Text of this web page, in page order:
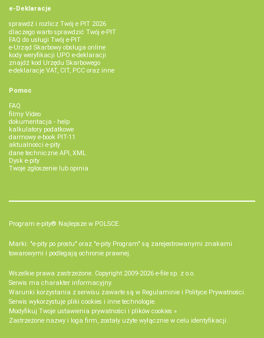
e-Deklaracje
sprawdź i rozlicz Twój e PIT 2026
dlaczego warto sprawdzić Twój e-PIT
FAQ do usługi Twój e-PIT
e-Urząd Skarbowy obsługa online
kody weryfikacji UPO e-deklaracji
znajdź kod Urzędu Skarbowego
e-deklaracje VAT, CIT, PCC oraz inne
Pomoc
FAQ
filmy Video
dokumentacja - help
kalkulatory podatkowe
darmowy e-book PIT-11
aktualności e-pity
dane techniczne API, XML
Dysk e-pity
Twoje zgłoszenie lub opinia
Program e-pity® Najlepsze w POLSCE.
Marki: "e-pity po prostu" oraz "e-pity Program" są zarejestrowanymi znakami
towarowymi i podlegają ochronie prawnej.
Wszelkie prawa zastrzeżone. Copyright 2009-2026 e-file sp. z o.o.
Serwis ma charakter informacyjny.
Warunki korzystania z serwisu zawarte są w Regulaminie i Polityce Prywatności.
Serwis wykorzystuje pliki cookies i inne technologie.
Modyfikuj Twoje ustawienia prywatności i plików cookies »
Zastrzeżone nazwy i loga firm, zostały użyte wyłącznie w celu identyfikacji.